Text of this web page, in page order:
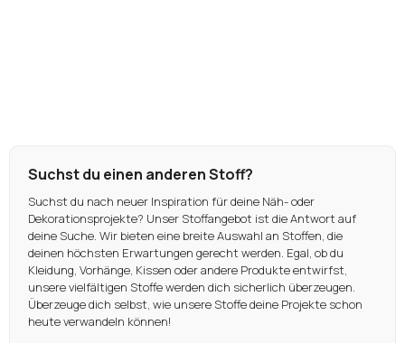
Suchst du einen anderen Stoff?
Suchst du nach neuer Inspiration für deine Näh- oder
Dekorationsprojekte? Unser Stoffangebot ist die Antwort auf
deine Suche. Wir bieten eine breite Auswahl an Stoffen, die
deinen höchsten Erwartungen gerecht werden. Egal, ob du
Kleidung, Vorhänge, Kissen oder andere Produkte entwirfst,
unsere vielfältigen Stoffe werden dich sicherlich überzeugen.
Überzeuge dich selbst, wie unsere Stoffe deine Projekte schon
heute verwandeln können!